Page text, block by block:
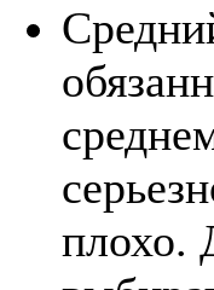
плохо.